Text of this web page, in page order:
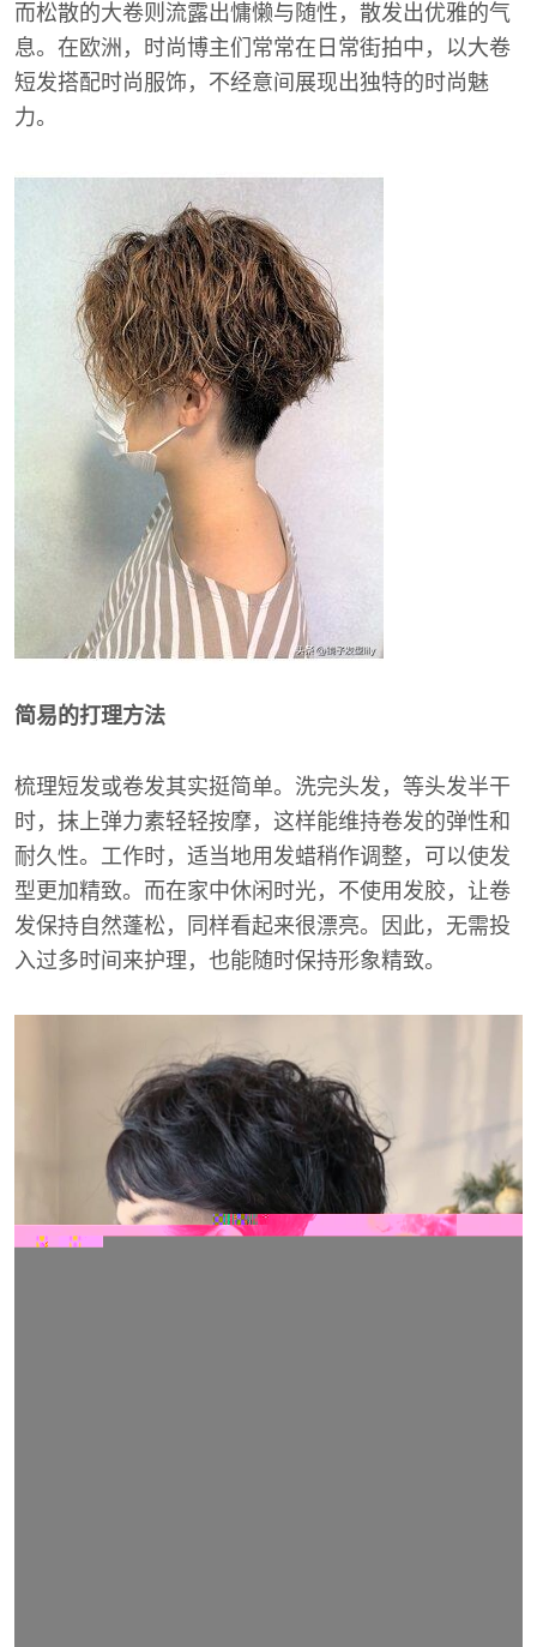
而松散的大卷则流露出慵懒与随性，散发出优雅的气
息。在欧洲，时尚博主们常常在日常街拍中，以大卷
短发搭配时尚服饰，不经意间展现出独特的时尚魅
力。
简易的打理方法
梳理短发或卷发其实挺简单。洗完头发，等头发半干
时，抹上弹力素轻轻按摩，这样能维持卷发的弹性和
耐久性。工作时，适当地用发蜡稍作调整，可以使发
型更加精致。而在家中休闲时光，不使用发胶，让卷
发保持自然蓬松，同样看起来很漂亮。因此，无需投
入过多时间来护理，也能随时保持形象精致。